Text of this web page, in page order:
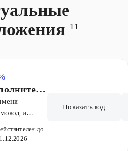
11
и
до
Показать код